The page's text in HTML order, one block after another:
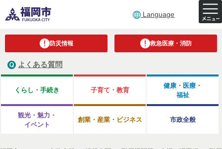
Language
防災情報 救急医療・消防
よくある質問
くらし・手続き 子育て・教育
健康・医療・
福祉
観光・魅力・
イベント
創業・産業・ビジネス 市政全般